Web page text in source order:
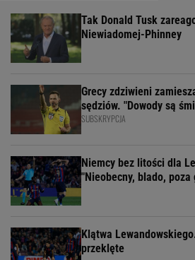
Tak Donald Tusk
Niewiadomej-Phinney
Grecy zdziwieni
sędziów. "Dowody są
SUBSKRYPCJA
Niemcy bez litości dla
"Nieobecny, blado, poza
Klątwa
przeklęte